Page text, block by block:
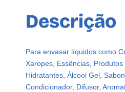
Descrição
Para envasar líquidos como
Xaropes, Essências,
Hidratantes, Álcool Gel,
Condicionador, Difusor,